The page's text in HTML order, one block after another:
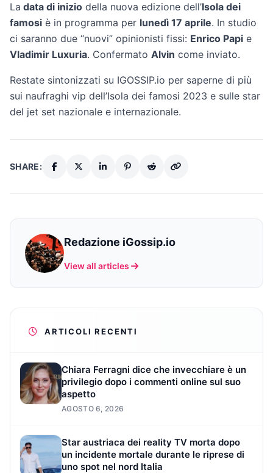
La data di inizio della nuova edizione dell’Isola dei
famosi è in programma per lunedì 17 aprile. In studio
ci saranno due “nuovi” opinionisti fissi: Enrico Papi e
Vladimir Luxuria. Confermato Alvin come inviato.
Restate sintonizzati su IGOSSIP.io per saperne di più
sui naufraghi vip dell’Isola dei famosi 2023 e sulle star
del jet set nazionale e internazionale.
SHARE:
Redazione iGossip.io
View all articles
ARTICOLI RECENTI
Chiara Ferragni dice che invecchiare è un
privilegio dopo i commenti online sul suo
aspetto
AGOSTO 6, 2026
Star austriaca dei reality TV morta dopo
un incidente mortale durante le riprese di
uno spot nel nord Italia